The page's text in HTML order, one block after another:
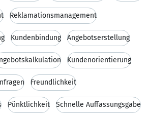
Reklamationsmanagement
Kundenbindung Angebotserstellung
Kundenorientierung
Freundlichkeit
Pünktlichkeit Schnelle Auffassungsgabe